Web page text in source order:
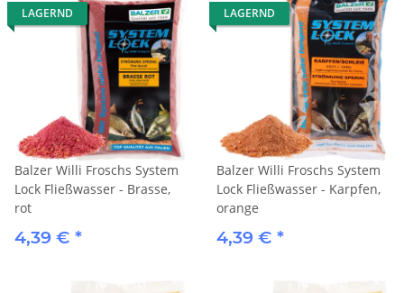
LAGERND
Balzer Willi Froschs System
Lock Fließwasser - Brasse,
rot
4,39 € *
LAGERND
Balzer Willi Froschs System
Lock Fließwasser - Karpfen,
orange
4,39 € *